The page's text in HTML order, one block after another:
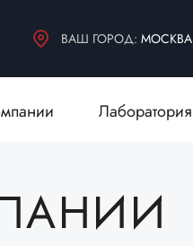
ВАШ ГОРОД: МОСКВА
МАТЕРИАЛЫ
МАТЕРИАЛЫ
Лаборатория